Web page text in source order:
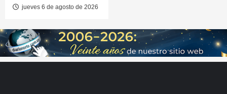
jueves 6 de agosto de 2026